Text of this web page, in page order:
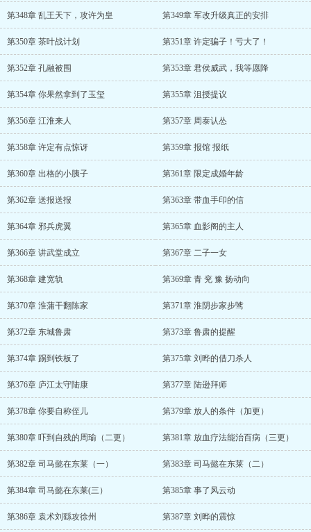
第348章 乱王天下，攻许为皇 第349章 军改升级真正的安排
第350章 茶叶战计划 第351章 许定骗子！亏大了！
第352章 孔融被围 第353章 君侯威武，我等愿降
第354章 你果然拿到了玉玺 第355章 沮授提议
第356章 江淮来人 第357章 周泰认怂
第358章 许定有点惊讶 第359章 报馆 报纸
第360章 出格的小胰子 第361章 限定成婚年龄
第362章 送报送报 第363章 带血手印的信
第364章 邪兵虎翼 第365章 血影阁的主人
第366章 讲武堂成立 第367章 二子一女
第368章 建宽轨 第369章 青 兖 豫 扬动向
第370章 淮蒲干翻陈家 第371章 淮阴步家步骘
第372章 东城鲁肃 第373章 鲁肃的提醒
第374章 踢到铁板了 第375章 刘晔的借刀杀人
第376章 庐江太守陆康 第377章 陆逊拜师
第378章 你要自称侄儿 第379章 放人的条件（加更）
第380章 吓到自残的周瑜（二更） 第381章 放血疗法能治百病（三更）
第382章 司马懿在东莱（一） 第383章 司马懿在东莱（二）
第384章 司马懿在东莱(三） 第385章 事了风云动
第386章 袁术刘繇攻徐州 第387章 刘晔的震惊